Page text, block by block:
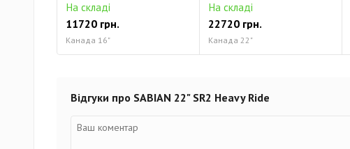
На складі
11720 грн.
Канада 16"
На складі
22720 грн.
Канада 22"
Відгуки про SABIAN 22" SR2 Heavy Ride